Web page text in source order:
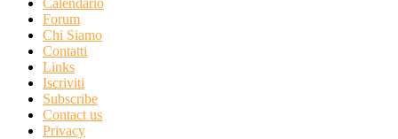
Calendario
Forum
Chi Siamo
Contatti
Links
Iscriviti
Subscribe
Contact us
Privacy